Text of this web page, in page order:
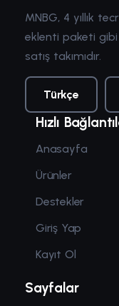
MNBG, 4 yıllık
eklenti paketi gibi
satış takımıdır.
Türkçe
Hızlı
Anasayfa
Ürünler
Destekler
Giriş Yap
Kayıt Ol
Sayfalar